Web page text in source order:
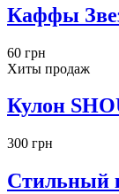
Каффы
60 грн
Хиты продаж
Кулон
300 грн
Стильный